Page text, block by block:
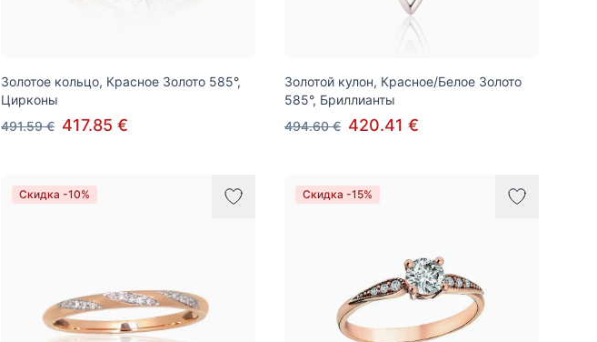
Золотое кольцо, Красное Золото 585°,
Цирконы
491.59 € 417.85 €
Золотой кулон, Красное/Белое Золото
585°, Бриллианты
494.60 € 420.41 €
Скидка -10% Скидка -15%